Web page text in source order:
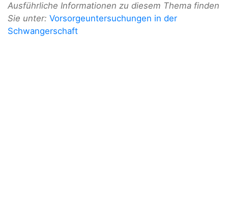
Ausführliche Informationen zu diesem Thema finden
Sie unter: Vorsorgeuntersuchungen in der
Schwangerschaft